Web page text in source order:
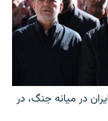
در میانه جنگ، در